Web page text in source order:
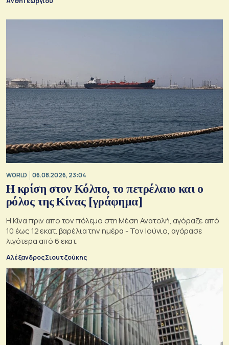
WORLD 06.08.2026, 23:04
Η κρίση στoν Κόλπο, το πετρέλαιο και ο
ρόλος της Κίνας [γράφημα]
Η Κίνα πριν απο τον πόλεμο στη Μέση Ανατολή, αγόραζε από
10 έως 12 εκατ. βαρέλια την ημέρα - Τον Ιούνιο, αγόρασε
λιγότερα από 6 εκατ.
Αλέξανδρος Σιουτζούκης